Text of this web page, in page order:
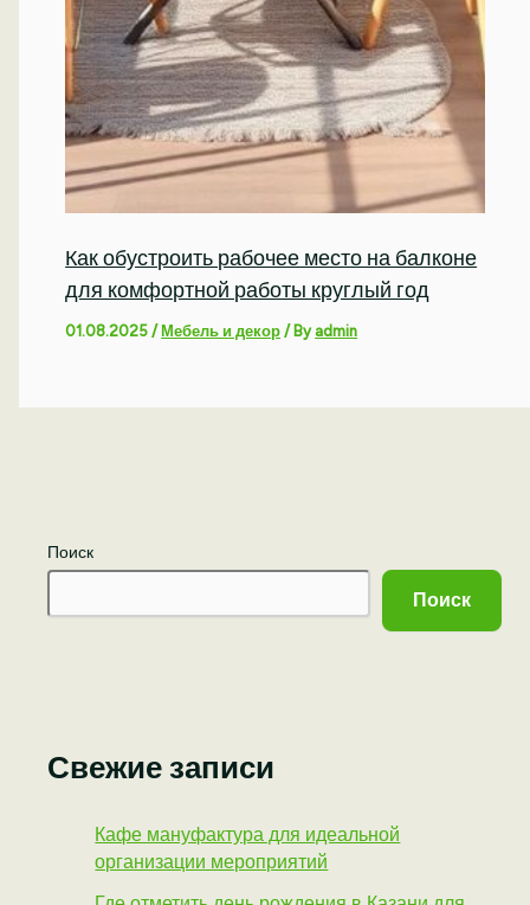
Поиск
Поиск
Свежие записи
Кафе мануфактура для идеальной
организации мероприятий
Как обустроить рабочее место на балконе
для комфортной работы круглый год
01.08.2025/ Мебель и декор / Byadmin